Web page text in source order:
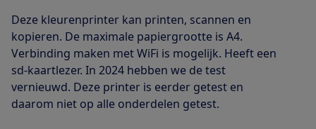
Deze kleurenprinter kan printen, scannen en
kopieren. De maximale papiergrootte is A4.
Verbinding maken met WiFi is mogelijk. Heeft een
sd-kaartlezer. In 2024 hebben we de test
vernieuwd. Deze printer is eerder getest en
daarom niet op alle onderdelen getest.